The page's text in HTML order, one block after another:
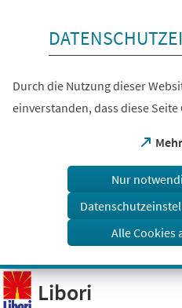
Visuelle
Assistenzsoftware
öffnen.
Durch die Nutzung dieser
einverstanden, dass diese
(Öffnet
einem
Tab)
Nur
Alle Cookies
Libori